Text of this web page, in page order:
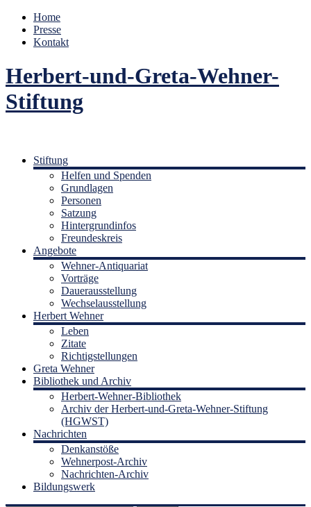
Home
Presse
Kontakt
Herbert-und-Greta-Wehner-
Stiftung
Stiftung
Helfen und Spenden
Grundlagen
Personen
Satzung
Hintergrundinfos
Freundeskreis
Angebote
Wehner-Antiquariat
Vorträge
Dauerausstellung
Wechselausstellung
Herbert Wehner
Leben
Zitate
Richtigstellungen
Greta Wehner
Bibliothek und Archiv
Herbert-Wehner-Bibliothek
Archiv der Herbert-und-Greta-Wehner-Stiftung
(HGWST)
Nachrichten
Denkanstöße
Wehnerpost-Archiv
Nachrichten-Archiv
Bildungswerk